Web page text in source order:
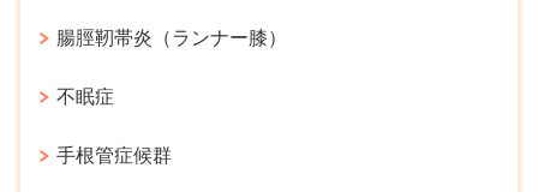
腸脛靭帯炎（ランナー膝）
不眠症
手根管症候群